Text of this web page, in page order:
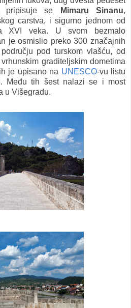
pripisuje se
Mimaru Sinanu,
carstva, i sigurno jednom od
XVI veka. U svom bezmalo
je osmislio preko 300 značajnih
pod turskom vlašću, od
graditeljskim dometima
je upisano na UNESCO-vu listu
Među tih šest nalazi se i most
u Višegradu.